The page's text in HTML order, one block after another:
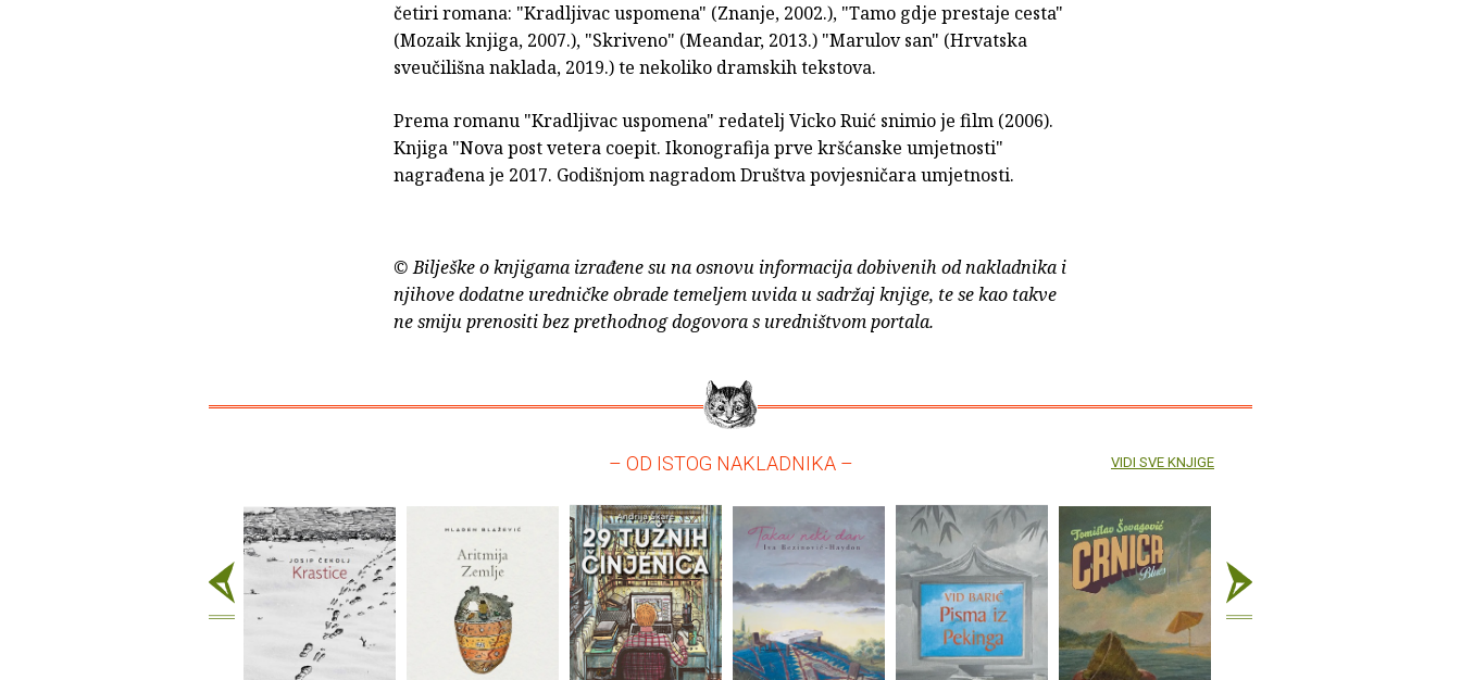
četiri romana: "Kradljivac uspomena" (Znanje, 2002.), "Tamo gdje prestaje cesta"
(Mozaik knjiga, 2007.), "Skriveno" (Meandar, 2013.) "Marulov san" (Hrvatska
sveučilišna naklada, 2019.) te nekoliko dramskih tekstova.
Prema romanu "Kradljivac uspomena" redatelj Vicko Ruić snimio je film (2006).
Knjiga "Nova post vetera coepit. Ikonografija prve kršćanske umjetnosti"
nagrađena je 2017. Godišnjom nagradom Društva povjesničara umjetnosti.
© Bilješke o knjigama izrađene su na osnovu informacija dobivenih od nakladnika i
njihove dodatne uredničke obrade temeljem uvida u sadržaj knjige, te se kao takve
ne smiju prenositi bez prethodnog dogovora s uredništvom portala.
– OD ISTOG NAKLADNIKA – VIDI SVE KNJIGE